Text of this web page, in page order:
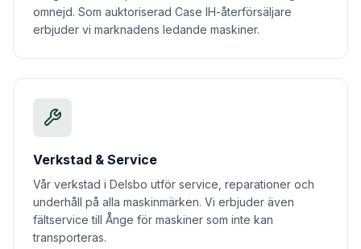
omnejd. Som auktoriserad Case IH-återförsäljare
erbjuder vi marknadens ledande maskiner.
Verkstad & Service
Vår verkstad i Delsbo utför service, reparationer och
underhåll på alla maskinmärken. Vi erbjuder även
fältservice till Ånge för maskiner som inte kan
transporteras.